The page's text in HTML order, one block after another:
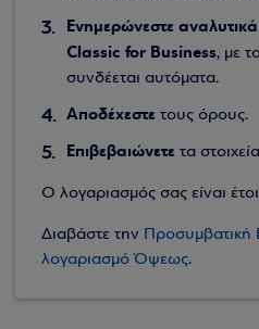
Ενημερώνεστε
Classic for Business, με
συνδέεται αυτόματα.
Αποδέχεστε τους όρους.
Επιβεβαιώνετε τα
Ο λογαριασμός σας είναι
Διαβάστε την Προσυμβατική
λογαριασμό Όψεως.